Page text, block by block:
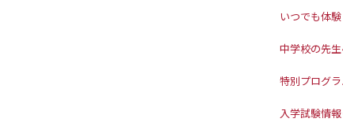
いつでも体験
中学校の先
特別プログ
入学試験情報